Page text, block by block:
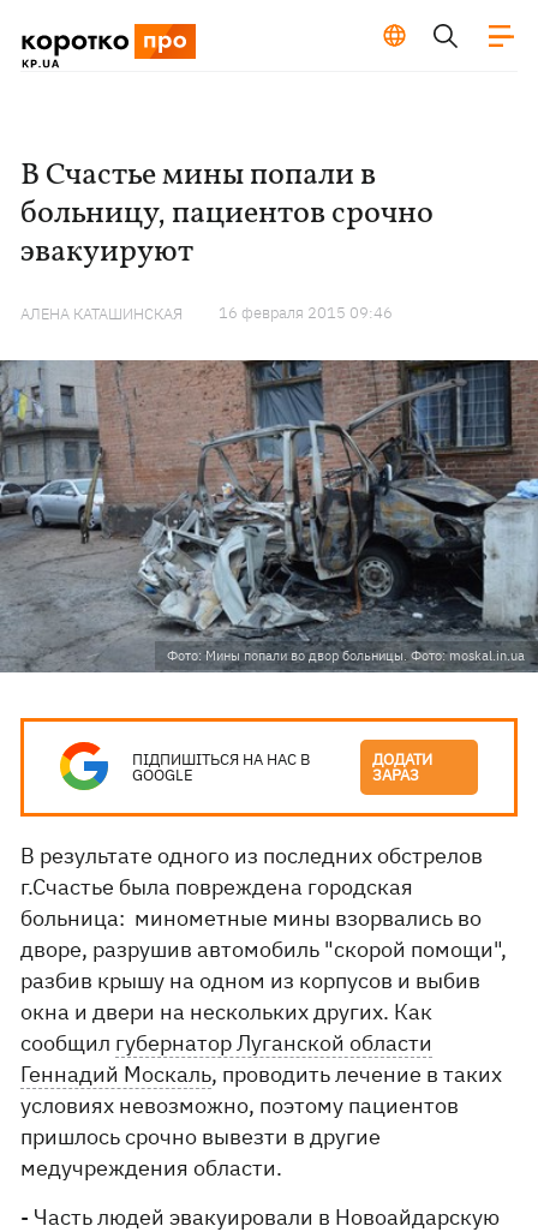
В Счастье мины попали в
больницу, пациентов срочно
эвакуируют
АЛЕНА КАТАШИНСКАЯ 16 февраля 2015 09:46
Фото: Мины попали во двор больницы. Фото: moskal.in.ua
ПІДПИШІТЬСЯ НА НАС В
GOOGLE
ДОДАТИ
ЗАРАЗ
В результате одного из последних обстрелов
г.Счастье была повреждена городская
больница: минометные мины взорвались во
дворе, разрушив автомобиль "скорой помощи",
разбив крышу на одном из корпусов и выбив
окна и двери на нескольких других. Как
сообщил губернатор Луганской области
Геннадий Москаль, проводить лечение в таких
условиях невозможно, поэтому пациентов
пришлось срочно вывезти в другие
медучреждения области.
- Часть людей эвакуировали в Новоайдарскую